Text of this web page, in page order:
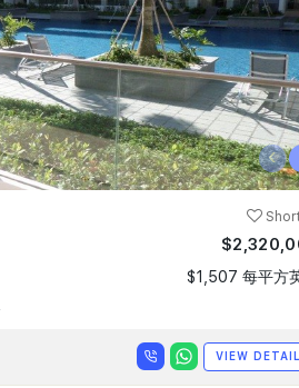
‹
$1,507 每平方
VIEW DETAIL